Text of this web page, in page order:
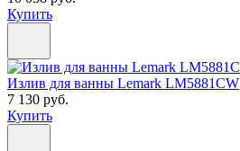
Купить
Излив для ванны Lemark LM5881CW
7 130 руб.
Купить